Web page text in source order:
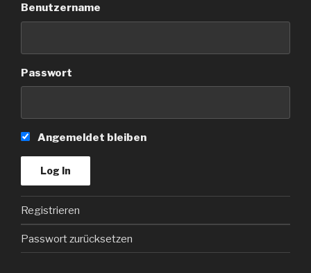
Benutzername
Passwort
Angemeldet bleiben
Registrieren
Passwort zurücksetzen